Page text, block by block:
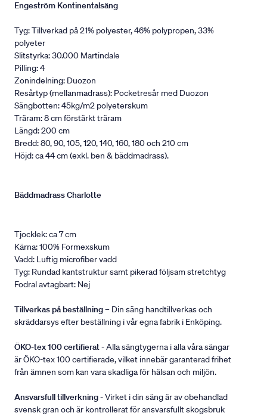
Engeström Kontinentalsäng
Tyg: Tillverkad på 21% polyester, 46% polypropen, 33%
polyeter
Slitstyrka: 30.000 Martindale
Pilling: 4
Zonindelning: Duozon
Resårtyp (mellanmadrass): Pocketresår med Duozon
Sängbotten: 45kg/m2 polyeterskum
Träram: 8 cm förstärkt träram
Längd: 200 cm
Bredd: 80, 90, 105, 120, 140, 160, 180 och 210 cm
Höjd: ca 44 cm (exkl. ben & bäddmadrass).
Bäddmadrass Charlotte
Tjocklek: ca 7 cm
Kärna: 100% Formexskum
Vadd: Luftig microfiber vadd
Tyg: Rundad kantstruktur samt pikerad följsam stretchtyg
Fodral avtagbart: Nej
Tillverkas på beställning– Din säng handtillverkas och
skräddarsys efter beställning i vår egna fabrik i Enköping.
ÖKO-tex 100 certifierat- Alla sängtygerna i alla våra sängar
är ÖKO-tex 100 certifierade, vilket innebär garanterad frihet
från ämnen som kan vara skadliga för hälsan och miljön.
Ansvarsfull tillverkning- Virket i din säng är av obehandlad
svensk gran och är kontrollerat för ansvarsfullt skogsbruk